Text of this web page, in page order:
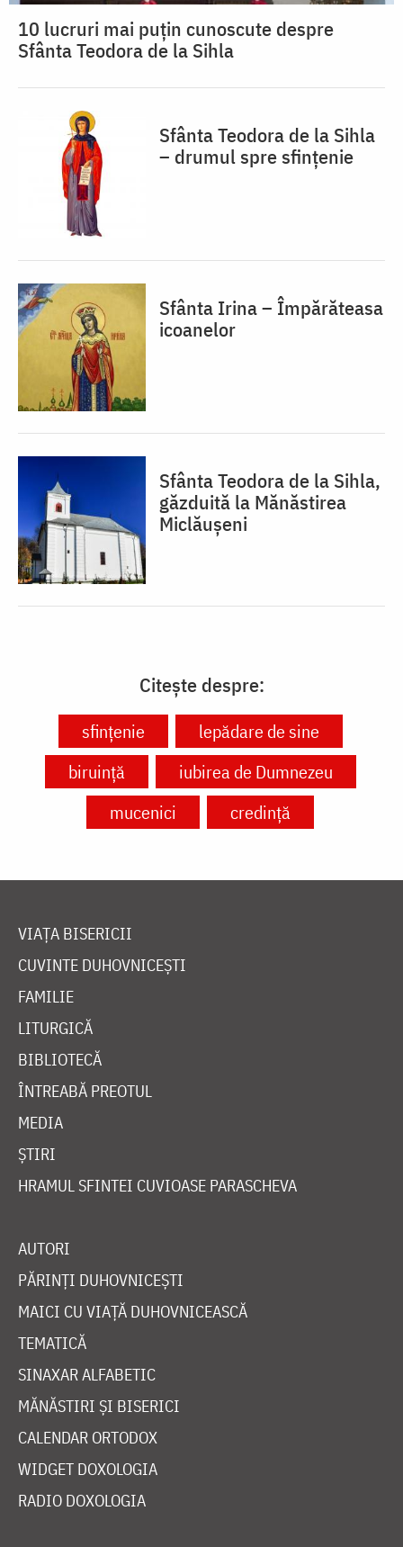
10 lucruri mai puțin cunoscute despre
Sfânta Teodora de la Sihla
Sfânta Teodora de la Sihla
– drumul spre sfințenie
Sfânta Irina – Împărăteasa
icoanelor
Sfânta Teodora de la Sihla,
găzduită la Mănăstirea
Miclăușeni
Citește despre:
sfințenie
lepădare de sine
biruință
iubirea de Dumnezeu
mucenici
credință
VIAȚA BISERICII
CUVINTE DUHOVNICEȘTI
FAMILIE
LITURGICĂ
BIBLIOTECĂ
ÎNTREABĂ PREOTUL
MEDIA
ȘTIRI
HRAMUL SFINTEI CUVIOASE PARASCHEVA
AUTORI
PĂRINȚI DUHOVNICEȘTI
MAICI CU VIAȚĂ DUHOVNICEASCĂ
TEMATICĂ
SINAXAR ALFABETIC
MĂNĂSTIRI ȘI BISERICI
CALENDAR ORTODOX
WIDGET DOXOLOGIA
RADIO DOXOLOGIA